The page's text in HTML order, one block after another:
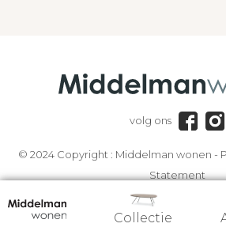
Collectie
volg ons
© 2024 Copyright : Middelman wonen -
Statement